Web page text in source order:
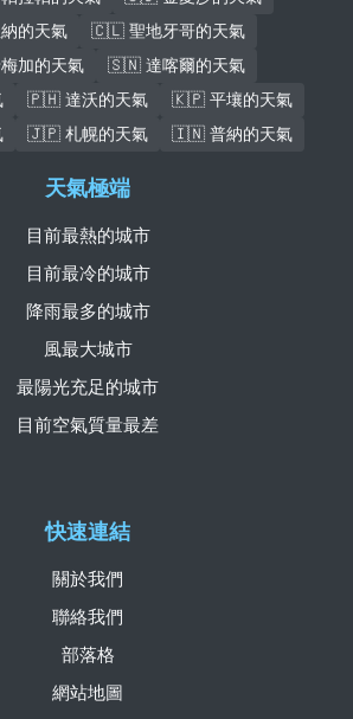
的天氣
🇨🇱 聖地牙哥的天氣
加的天氣
🇸🇳 達喀爾的天氣
🇵🇭 達沃的天氣
🇰🇵 平壤的天氣
🇯🇵 札幌的天氣 🇮🇳 普納的天氣
快速連結
關於我們
聯絡我們
部落格
網站地圖
天氣極端
目前最熱的城市
目前最冷的城市
降雨最多的城市
風最大城市
最陽光充足的城市
目前空氣質量最差